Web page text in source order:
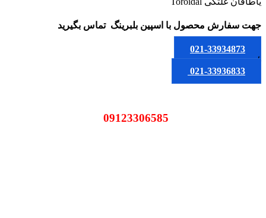
جهت سفارش محصول با اسپین بلبرینگ تماس بگیرید
021-33934873
یا
021-33936833